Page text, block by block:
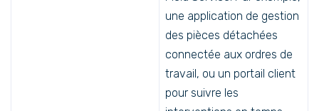
une application de gestion
des pièces détachées
connectée aux ordres de
travail, ou un portail client
pour suivre les